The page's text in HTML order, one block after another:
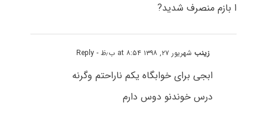
ا بازم منصرف شدید?
زینبشهریور ۲۷, ۱۳۹۸ at ۸:۵۴ ب٫ظ - Reply
ابجی برای خوابگاه یکم ناراحتم وگرنه
درس خوندنو دوس دارم